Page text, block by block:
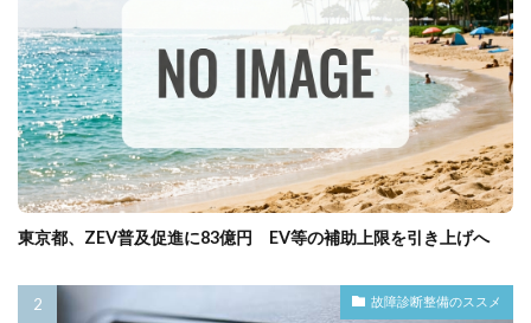
東京都、ZEV普及促進に83億円 EV等の補助上限を引き上げへ
故障診断整備のススメ